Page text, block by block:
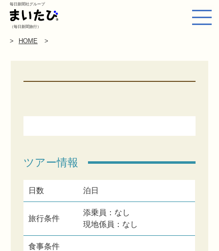
毎日新聞社グループ
（毎日新聞旅行）
HOME
ツアー情報
日数 泊日
旅行条件
添乗員：なし
現地係員：なし
食事条件